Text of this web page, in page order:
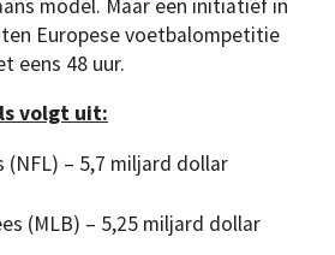
model. Maar een initiatief in
Europese voetbalompetitie
eens 48 uur.
volgt uit:
(NFL) – 5,7 miljard dollar
(MLB) – 5,25 miljard dollar